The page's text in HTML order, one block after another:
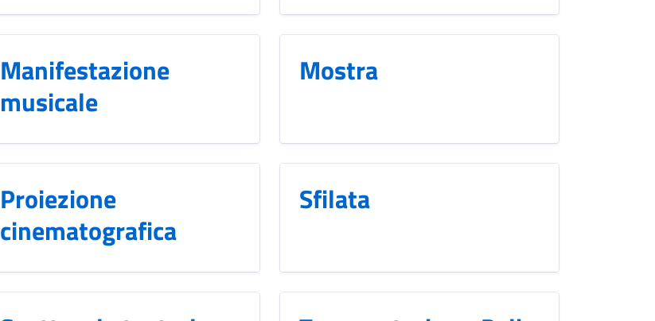
Manifestazione
musicale
Mostra
Proiezione
cinematografica
Sfilata